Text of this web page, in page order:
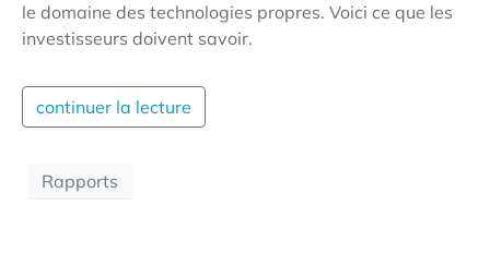
le domaine des technologies propres. Voici ce que les
investisseurs doivent savoir.
continuer la lecture
Rapports